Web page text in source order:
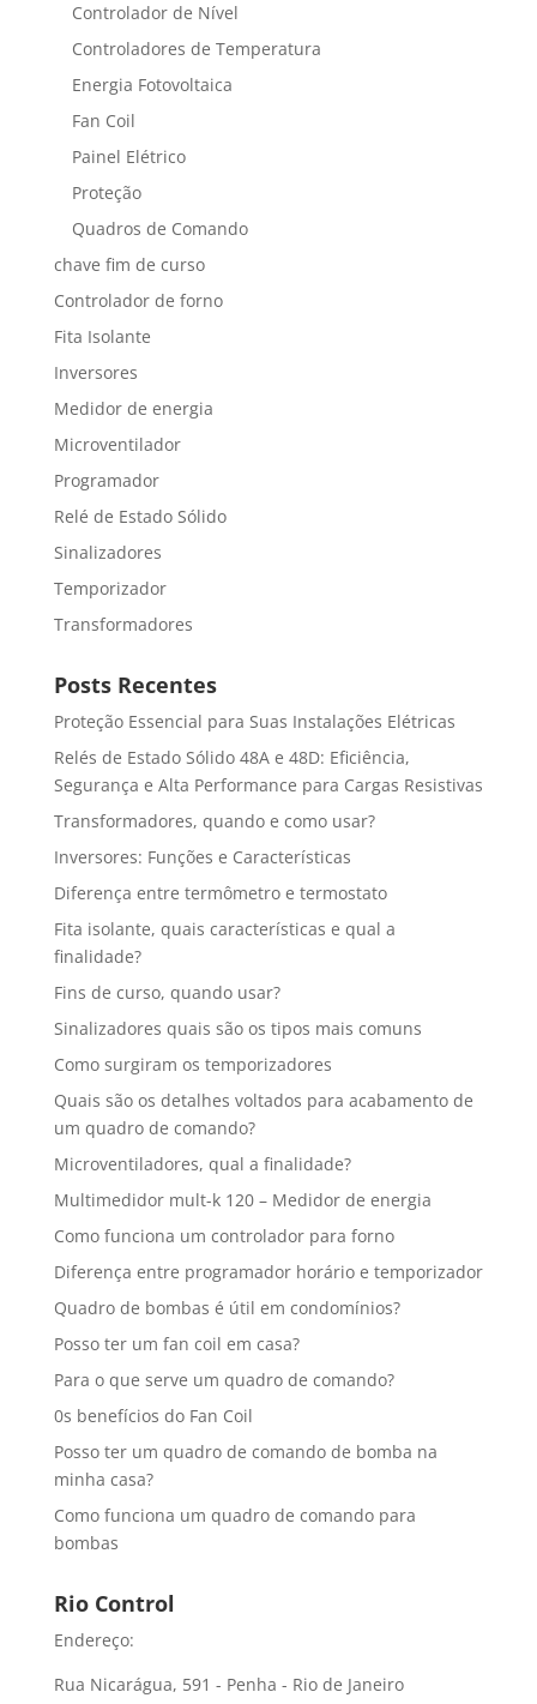
Controlador de Nível
Controladores de Temperatura
Energia Fotovoltaica
Fan Coil
Painel Elétrico
Proteção
Quadros de Comando
chave fim de curso
Controlador de forno
Fita Isolante
Inversores
Medidor de energia
Microventilador
Programador
Relé de Estado Sólido
Sinalizadores
Temporizador
Transformadores
Posts Recentes
Proteção Essencial para Suas Instalações Elétricas
Relés de Estado Sólido 48A e 48D: Eficiência,
Segurança e Alta Performance para Cargas Resistivas
Transformadores, quando e como usar?
Inversores: Funções e Características
Diferença entre termômetro e termostato
Fita isolante, quais características e qual a
finalidade?
Fins de curso, quando usar?
Sinalizadores quais são os tipos mais comuns
Como surgiram os temporizadores
Quais são os detalhes voltados para acabamento de
um quadro de comando?
Microventiladores, qual a finalidade?
Multimedidor mult-k 120 – Medidor de energia
Como funciona um controlador para forno
Diferença entre programador horário e temporizador
Quadro de bombas é útil em condomínios?
Posso ter um fan coil em casa?
Para o que serve um quadro de comando?
0s benefícios do Fan Coil
Posso ter um quadro de comando de bomba na
minha casa?
Como funciona um quadro de comando para
bombas
Rio Control
Endereço:
Rua Nicarágua, 591 - Penha - Rio de Janeiro